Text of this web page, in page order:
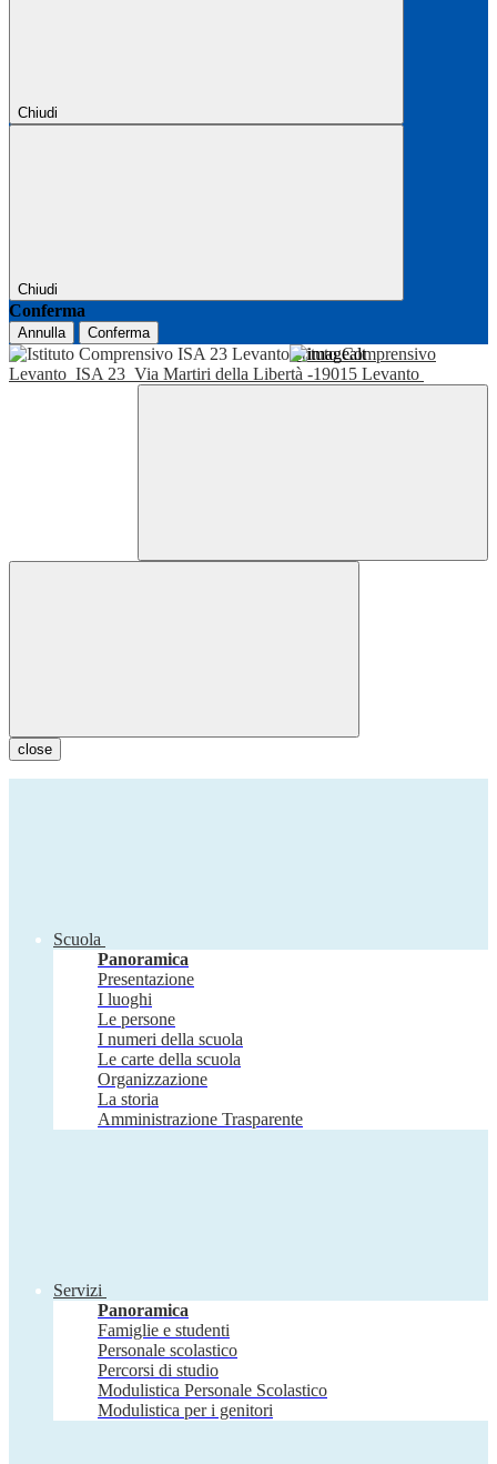
Chiudi
Chiudi
Conferma
Annulla Conferma
Istituto Comprensivo
Levanto ISA 23 Via Martiri della Libertà -19015 Levanto
close
Scuola
Panoramica
Presentazione
I luoghi
Le persone
I numeri della scuola
Le carte della scuola
Organizzazione
La storia
Amministrazione Trasparente
Servizi
Panoramica
Famiglie e studenti
Personale scolastico
Percorsi di studio
Modulistica Personale Scolastico
Modulistica per i genitori